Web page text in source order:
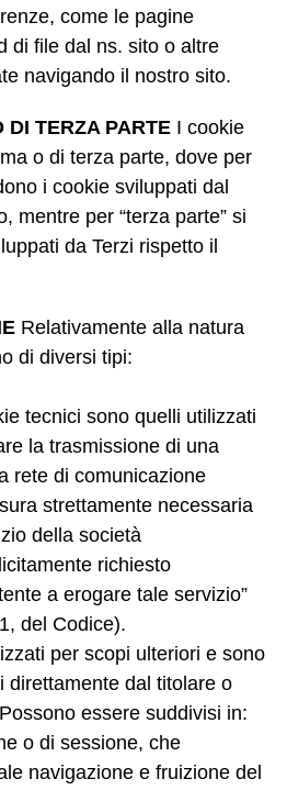
come le pagine
di file dal ns. sito o altre
navigando il nostro sito.
DI TERZA PARTE I cookie
o di terza parte, dove per
i cookie sviluppati dal
mentre per “terza parte” si
da Terzi rispetto il
Relativamente alla natura
di diversi tipi:
tecnici sono quelli utilizzati
la trasmissione di una
rete di comunicazione
strettamente necessaria
della società
richiesto
a erogare tale servizio”
del Codice).
per scopi ulteriori e sono
direttamente dal titolare o
essere suddivisi in:
o di sessione, che
navigazione e fruizione del